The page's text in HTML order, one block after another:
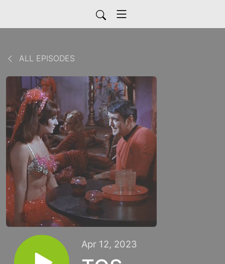
ALL EPISODES
Apr 12, 2023